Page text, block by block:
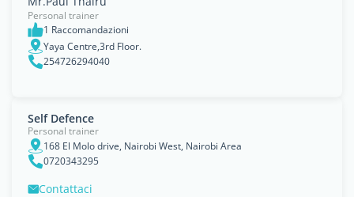
Personal trainer
1 Raccomandazioni
Yaya Centre,3rd Floor.
254726294040
Self Defence
Personal trainer
168 El Molo drive, Nairobi West, Nairobi Area
0720343295
Contattaci